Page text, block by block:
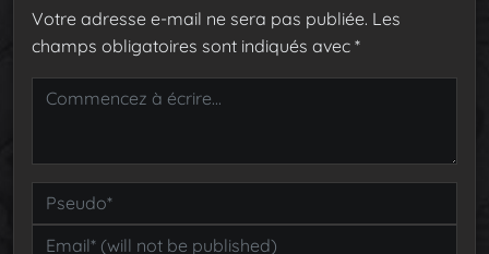
Votre adresse e-mail ne sera pas publiée. Les
champs obligatoires sont indiqués avec *